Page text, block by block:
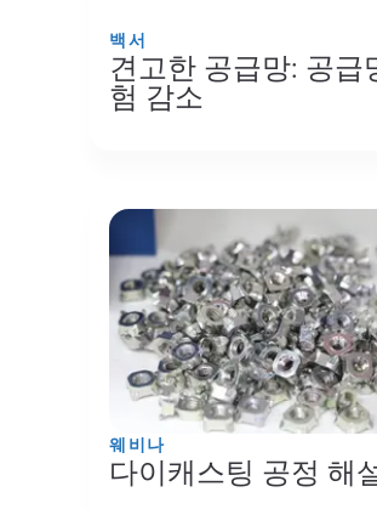
백서
견고한 공급망: 공급
험 감소
웨비나
다이캐스팅 공정 해